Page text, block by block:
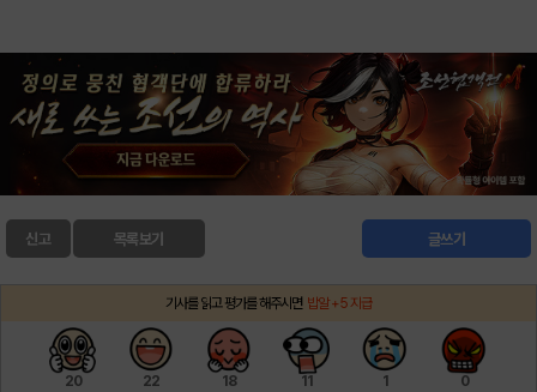
신고 글쓰기
목록보기
기사를 읽고 평가를 해주시면 밥알 +5 지급
20 22 18 11 1 0